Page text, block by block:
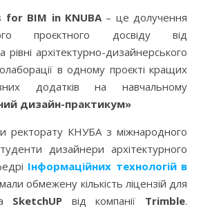
for ВІМ in KNUBA– це долучення
проєктного досвіду від
рівні архітектурно-дизайнерського
в одному проєкті кращих
додатків на навчальному
дизайн-практикум»
ректорату КНУБА з міжнародного
дизайнери архітектурного
Інформаційних технологій в
обмежену кількість ліцензій для
SketchUP від компанії Trimble.